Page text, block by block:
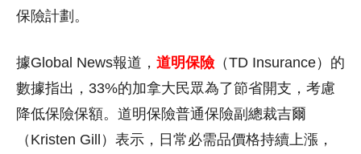
保險計劃。
據Global News報道， 道明保險（TD Insurance）的
數據指出，33%的加拿大民眾為了節省開支，考慮
降低保險保額。道明保險普通保險副總裁吉爾
（Kristen Gill）表示，日常必需品價格持續上漲，